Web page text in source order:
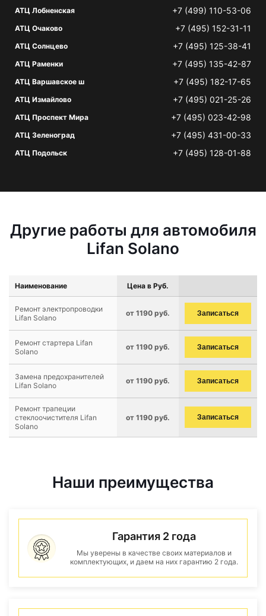
АТЦ Лобненская +7 (499) 110-53-06
АТЦ Очаково +7 (495) 152-31-11
АТЦ Солнцево +7 (495) 125-38-41
АТЦ Раменки +7 (495) 135-42-87
АТЦ Варшавское ш +7 (495) 182-17-65
АТЦ Измайлово +7 (495) 021-25-26
АТЦ Проспект Мира +7 (495) 023-42-98
АТЦ Зеленоград +7 (495) 431-00-33
АТЦ Подольск +7 (495) 128-01-88
Другие работы для автомобиля
Lifan Solano
Наименование Цена в Руб.
Ремонт электропроводки
Lifan Solano
от 1190 руб. Записаться
Ремонт стартера Lifan
Solano
от 1190 руб. Записаться
Замена предохранителей
Lifan Solano
от 1190 руб. Записаться
Ремонт трапеции
стеклоочистителя Lifan
Solano
от 1190 руб. Записаться
Наши преимущества
Гарантия 2 года
Мы уверены в качестве своих материалов и
комплектующих, и даем на них гарантию 2 года.